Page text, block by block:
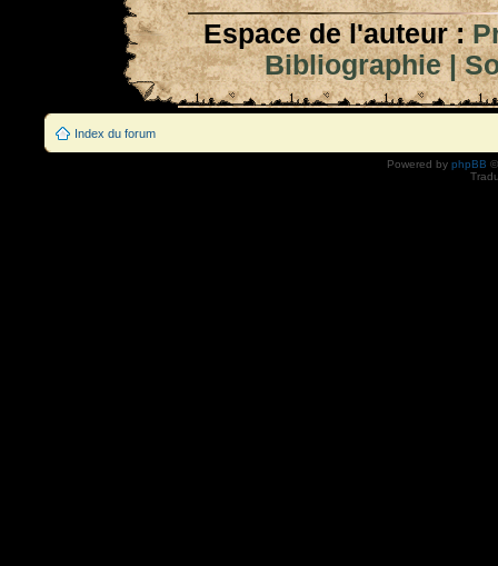
Espace de l'auteur :
Bibliographie|
Index du forum
Powered by phpBB